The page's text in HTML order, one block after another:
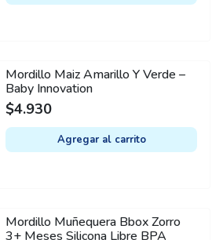
Mordillo Maiz Amarillo Y Verde –
Baby Innovation
$4.930
Agregar al carrito
Mordillo Muñequera Bbox Zorro
3+ Meses Silicona Libre BPA